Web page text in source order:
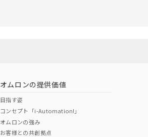
オムロンの提供価値
目指す姿
コンセプト「i-Automation!」
オムロンの強み
お客様との共創拠点